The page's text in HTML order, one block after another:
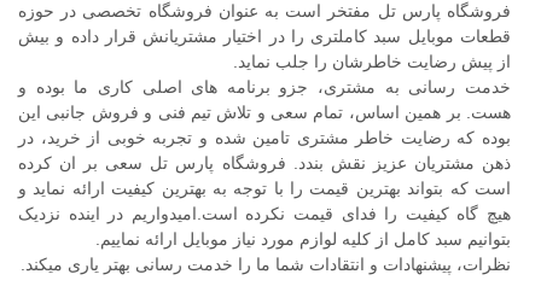
فروشگاه پارس تل مفتخر است به عنوان فروشگاه تخصصی در حوزه
قطعات موبایل سبد کاملتری را در اختیار مشتریانش قرار داده و بیش
از پیش رضایت خاطرشان را جلب نماید.
خدمت رسانی به مشتری، جزو برنامه های اصلی کاری ما بوده و
هست. بر همین اساس، تمام سعی و تلاش تیم فنی و فروش جانبی این
بوده که رضایت خاطر مشتری تامین شده و تجربه خوبی از خرید، در
ذهن مشتریان عزیز نقش بندد. فروشگاه پارس تل سعی بر ان کرده
است که بتواند بهترین قیمت را با توجه به بهترین کیفیت ارائه نماید و
هیچ گاه کیفیت را فدای قیمت نکرده است.امیدواریم در اینده نزدیک
بتوانیم سبد کامل از کلیه لوازم مورد نیاز موبایل ارائه نماییم.
نظرات، پیشنهادات و انتقادات شما ما را خدمت رسانی بهتر یاری میکند.